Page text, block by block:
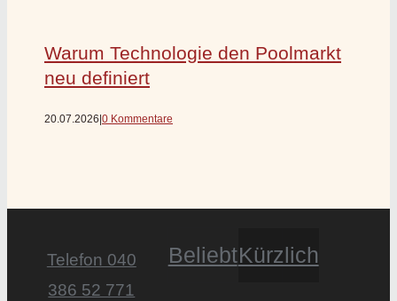
Warum Technologie den Poolmarkt
neu definiert
20.07.2026|0 Kommentare
Telefon 040
386 52 771
BeliebtKürzlich